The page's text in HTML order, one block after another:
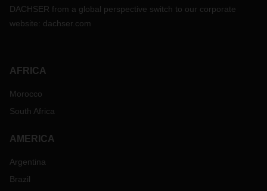
DACHSER from a global perspective switch to our corporate
website: dachser.com
AFRICA
Morocco
South Africa
AMERICA
Argentina
Brazil